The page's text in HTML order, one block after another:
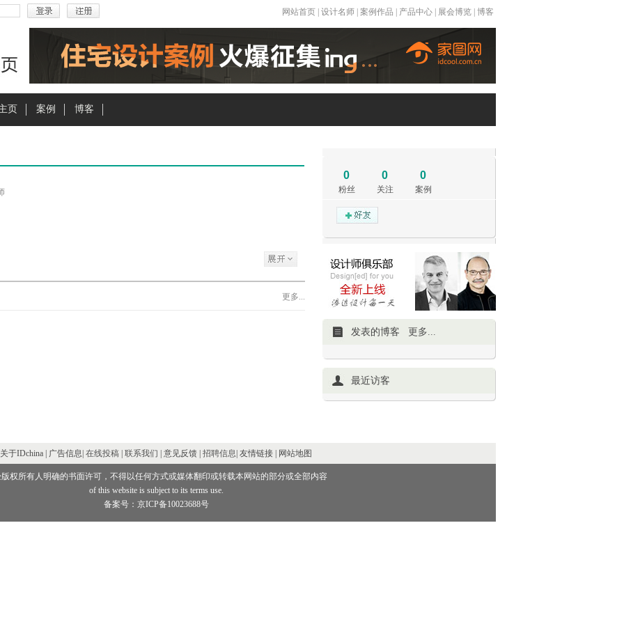
网站首页| 设计名师| 案例作品 产品中心| 展会博览| 博客
页 案例 博客
更多...
0
粉丝
0
关注
0
案例
发表的博客 更多...
最近访客
关于IDchina | 广告信息| 在线投稿 联系我们 | 意见反馈 | 招聘信息 | 友情链接 | 网站地图
权所有人明确的书面许可，不得以任何方式或媒体翻印或转载本网站的部分或全部内容
of this website is subject to its terms use.
备案号：京ICP备10023688号